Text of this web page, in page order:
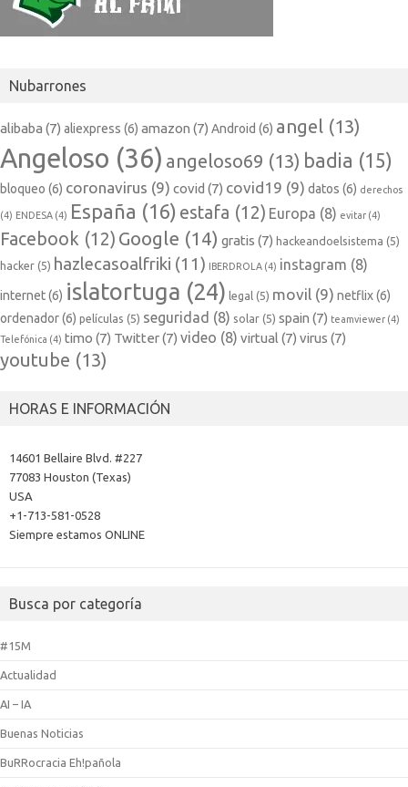
Nubarrones
alibaba (7) aliexpress (6) amazon (7) Android (6) angel (13)
Angeloso (36) angeloso69 (13) badia (15)
bloqueo (6) coronavirus (9) covid (7) covid19 (9) datos (6) derechos
(4) ENDESA (4) España (16) estafa (12) Europa (8) evitar (4)
Facebook (12) Google (14) gratis (7) hackeandoelsistema (5)
hacker (5) hazlecasoalfriki (11) IBERDROLA (4) instagram (8)
internet(6) islatortuga (24) legal (5) movil (9) netflix(6)
ordenador(6) películas (5) seguridad (8) solar (5) spain (7) teamviewer (4)
Telefónica (4) timo (7) Twitter(7) video (8) virtual (7) virus (7)
youtube (13)
HORAS E INFORMACIÓN
14601 Bellaire Blvd. #227
77083 Houston (Texas)
USA
+1-713-581-0528
Siempre estamos ONLINE
Busca por categoría
#15M
Actualidad
AI – IA
Buenas Noticias
BuRRocracia Eh!pañola